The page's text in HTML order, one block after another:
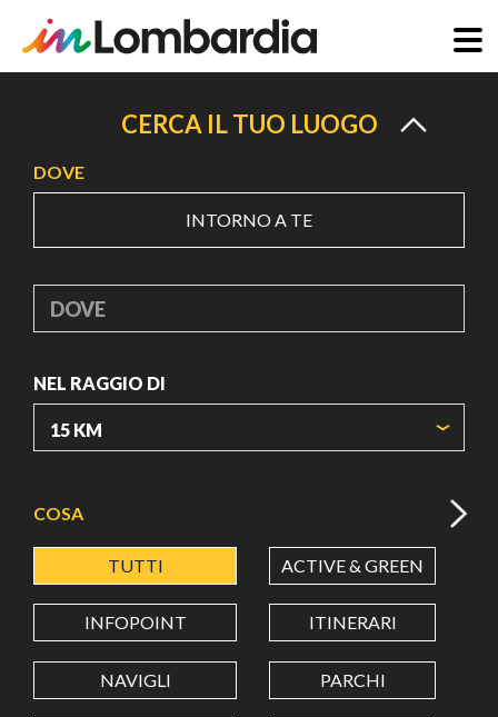
principale
CERCA IL TUO LUOGO
DOVE
INTORNO A TE
DOVE
NEL RAGGIO DI
LATITUDINE
LONGITUDINE
COSA
TUTTI ACTIVE & GREEN
INFOPOINT ITINERARI
NAVIGLI PARCHI